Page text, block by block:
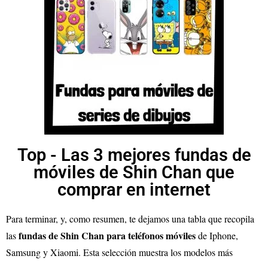
Top - Las 3 mejores fundas de
móviles de Shin Chan que
comprar en internet
Para terminar, y, como resumen, te dejamos una tabla que recopila
lasfundas de Shin Chan para teléfonos móvilesde Iphone,
Samsung y Xiaomi. Esta selección muestra los modelos más